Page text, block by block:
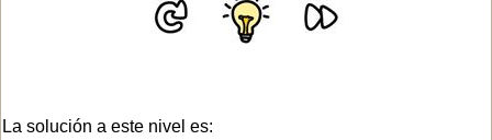
La solución a este nivel es: